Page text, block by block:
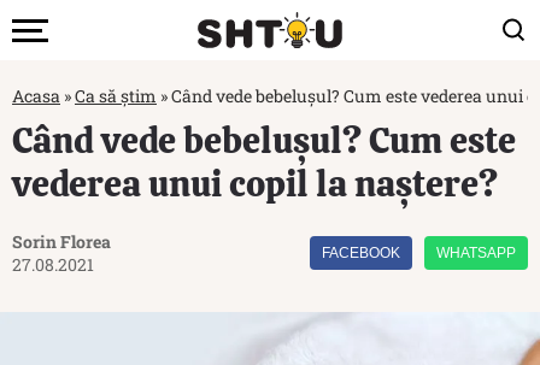
Acasa »Ca să știm »Când vede bebelușul? Cum este vederea unui
Când vede bebelușul? Cum este
vederea unui copil la naștere?
Sorin Florea
27.08.2021
FACEBOOK WHATSAPP